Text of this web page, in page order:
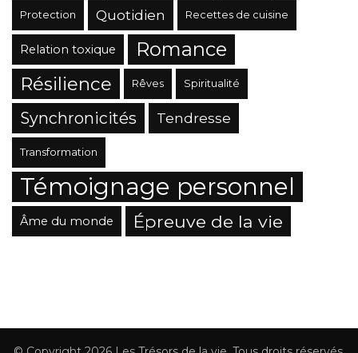
Protection Quotidien Recettes de cuisine
Relation toxique Romance
Résilience Rêves Spiritualité
Synchronicités Tendresse
Transformation
Témoignage personnel
Âme du monde Épreuve de la vie